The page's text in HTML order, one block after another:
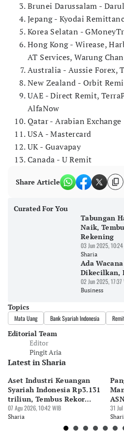
Brunei Darussalam -
Jepang - Kyodai
Korea Selatan -
Hong Kong - Wirease,
AT Services, Warung
Australia - Aussie Forex,
New Zealand - Orbit
UAE - Direct Remit,
AlfaNow
Qatar - Arabian Exchange
USA - Mastercard
UK - Guavapay
Canada - U Remit
Share Article
Curated For You
Tabungan
Naik,
Rekening
03 Jun 2025,
Sharia
Ada
Dikecilkan,
02 Jun 2025, 17:37
Business
Topics
Mata Uang Bank Syariah Indonesia
Editorial Team
Editor
Pingit Aria
Latest in Sharia
Aset Industri Keuangan
Syariah Indonesia Rp3.131
triliun, Tembus Rekor
Sejarah
07 Agu 2026, 10:42 WIB
Sharia
31